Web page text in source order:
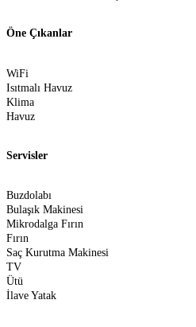
Öne Çıkanlar
WiFi
Isıtmalı Havuz
Klima
Havuz
Servisler
Buzdolabı
Bulaşık Makinesi
Mikrodalga Fırın
Fırın
Saç Kurutma Makinesi
TV
Ütü
İlave Yatak